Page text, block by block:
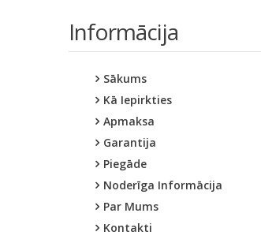
Informācija
Sākums
Kā Iepirkties
Apmaksa
Garantija
Piegāde
Noderīga Informācija
Par Mums
Kontakti